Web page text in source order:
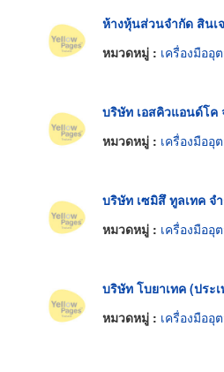
ห้างหุ้นส่วนจำกัด สินเ
หมวดหมู่ : เครื่องมืออุ
บริษัท เอสคิวแอนด์โค
หมวดหมู่ : เครื่องมืออุ
บริษัท เซมิสึ ทูลเทค จ
หมวดหมู่ : เครื่องมืออุ
บริษัท โบยาเทค (ประ
หมวดหมู่ : เครื่องมืออุ